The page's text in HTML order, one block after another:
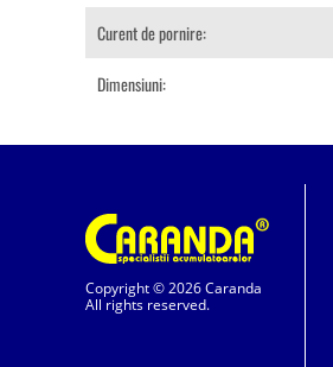
Curent de pornire:
Dimensiuni:
Copyright © 2026 Caranda
All rights reserved.